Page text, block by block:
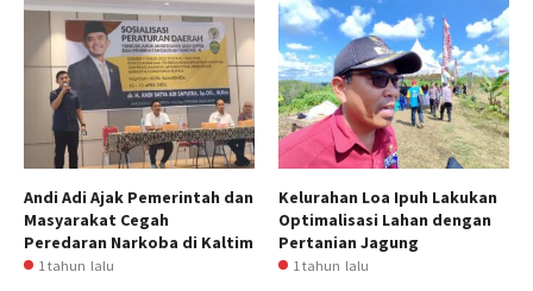
Andi Adi Ajak Pemerintah dan
Masyarakat Cegah
Peredaran Narkoba di Kaltim
1 tahun lalu
Kelurahan Loa Ipuh Lakukan
Optimalisasi Lahan dengan
Pertanian Jagung
1 tahun lalu